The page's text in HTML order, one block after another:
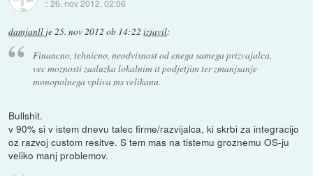
::26. nov 2012, 02:06
damjanll je25. nov 2012 ob 14:22 izjavil:
Financno, tehnicno, neodvisnost od enega samega prizvajalca,
vec moznosti zasluzka lokalnim it podjetjim ter zmanjsanje
monopolnega vpliva ms velikanu.
Bullshit.
v 90% si v istem dnevu talec firme/razvijalca, ki skrbi za integracijo
oz razvoj custom resitve. S tem mas na tistemu groznemu OS-ju
veliko manj problemov.